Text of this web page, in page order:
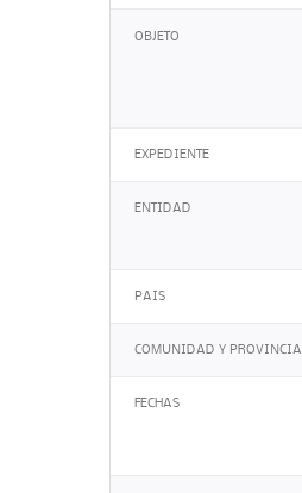
OBJETO
EXPEDIENTE
ENTIDAD
PAIS
COMUNIDAD Y PROVINCIA
FECHAS